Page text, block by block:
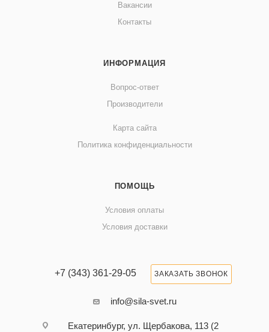
Вакансии
Контакты
ИНФОРМАЦИЯ
Вопрос-ответ
Производители
Карта сайта
Политика конфиденциальности
ПОМОЩЬ
Условия оплаты
Условия доставки
+7 (343) 361-29-05 ЗАКАЗАТЬ ЗВОНОК
info@sila-svet.ru
Екатеринбург, ул. Щербакова, 113 (2